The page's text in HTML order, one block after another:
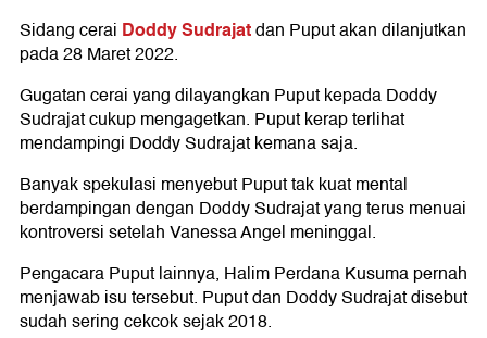
Sidang cerai Doddy Sudrajatdan Puput akan dilanjutkan
pada 28 Maret 2022.
Gugatan cerai yang dilayangkan Puput kepada Doddy
Sudrajat cukup mengagetkan. Puput kerap terlihat
mendampingi Doddy Sudrajat kemana saja.
Banyak spekulasi menyebut Puput tak kuat mental
berdampingan dengan Doddy Sudrajat yang terus menuai
kontroversi setelah Vanessa Angel meninggal.
Pengacara Puput lainnya, Halim Perdana Kusuma pernah
menjawab isu tersebut. Puput dan Doddy Sudrajat disebut
sudah sering cekcok sejak 2018.